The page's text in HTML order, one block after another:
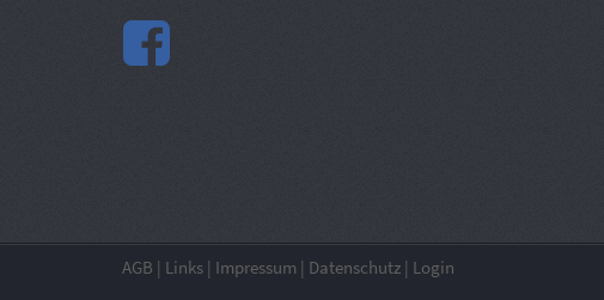
AGB | Links | Impressum | Datenschutz | Login